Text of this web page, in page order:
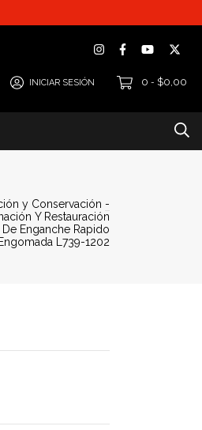
INICIAR SESIÓN 0 - $0,00
y Conservación -
Y Restauración
De Enganche Rapido
Engomada L739-1202